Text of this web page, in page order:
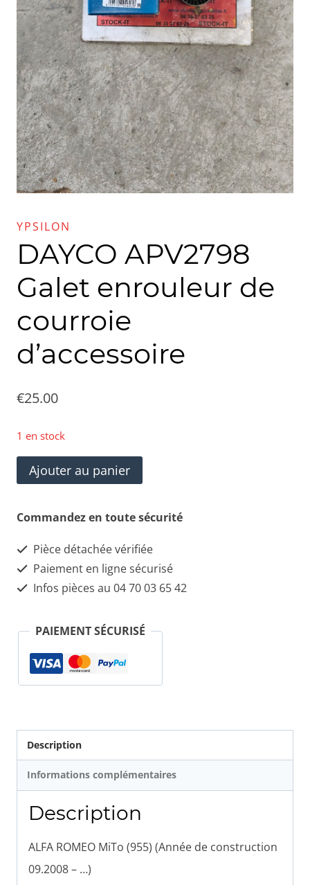
YPSILON
DAYCO APV2798
Galet enrouleur de
courroie
d’accessoire
€25.00
1 en stock
quantité
de
DAYCO
Galet
enrouleur
Ajouter au panier
Commandez en toute sécurité
Pièce détachée vérifiée
Paiement en ligne sécurisé
Infos pièces au 04 70 03 65 42
PAIEMENT SÉCURISÉ
Description
Informations complémentaires
Description
ALFA ROMEO MiTo (955) (Année de construction
09.2008 – …)